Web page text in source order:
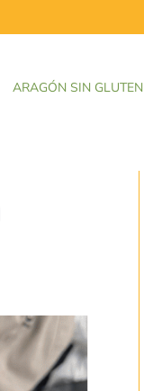
ARAGÓN SIN GLUTEN